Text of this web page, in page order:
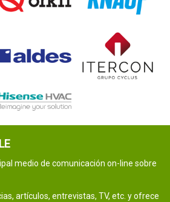
medio de comunicación on-line sobre
artículos, entrevistas, TV, etc. y ofrece